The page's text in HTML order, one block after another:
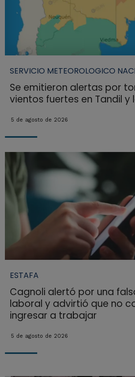
SERVICIO METEOROLOGICO
Se emitieron alertas por
vientos fuertes en Tandil y
5 de agosto de 2026
ESTAFA
Cagnoli alertó por una
laboral y advirtió que no
ingresar a trabajar
5 de agosto de 2026